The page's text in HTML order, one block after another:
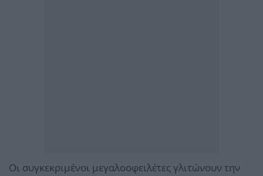
Οι συγκεκριμένοι μεγαλοοφειλέτες γλιτώνουν την